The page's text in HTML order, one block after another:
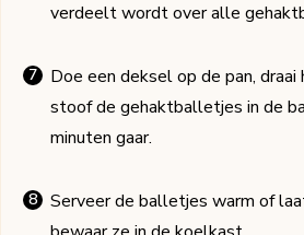
verdeelt wordt over alle
Doe een deksel op de pan, draai
stoof de gehaktballetjes in de
minuten gaar.
Serveer de balletjes warm of